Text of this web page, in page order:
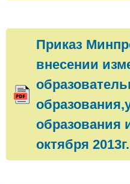
Приказ
внесении
образования
октября